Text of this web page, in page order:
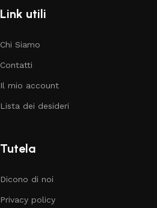
Link utili
Chi Siamo
Contatti
Il mio account
Lista dei desideri
Tutela
Dicono di noi
Privacy policy